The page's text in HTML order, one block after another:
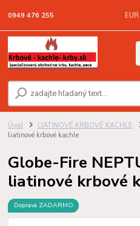
EUR
0949 476 255
Úvod LIATINOVÉ KRBOVÉ KACHLE
liatinové krbové kachle
Globe-Fire
liatinové krbové
Doprava ZADARMO